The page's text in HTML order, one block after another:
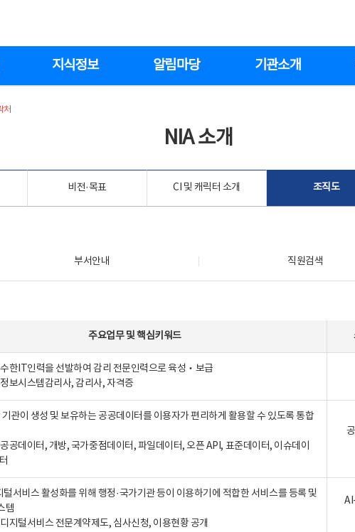
지식정보 알림마당 기관소개
처
NIA 소개
비전·목표 CI 및 캐릭터 소개 조직도
부서안내 직원검색
주요업무및핵심키워드
한IT인력을 선발하여 감리 전문인력으로 육성‧보급
보시스템감리사, 감리사, 자격증
관이 생성 및 보유하는 공공데이터를 이용자가 편리하게 활용할 수 있도록 통합
공데이터, 개방, 국가중점데이터, 파일데이터, 오픈 API, 표준데이터, 이슈데이
털서비스 활성화를 위해 행정·국가기관 등이 이용하기에 적합한 서비스를 등록 및
템
지털서비스 전문계약제도, 심사신청, 이용현황 공개